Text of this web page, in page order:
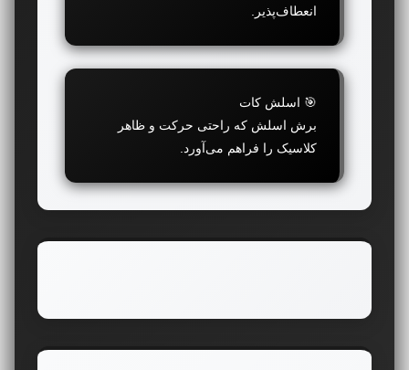
انعطاف‌پذیر.
🎯 اسلش کات
برش اسلش که راحتی حرکت و ظاهر
کلاسیک را فراهم می‌آورد.